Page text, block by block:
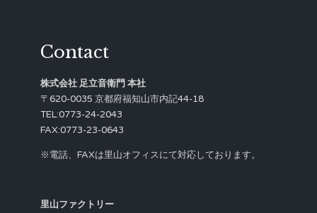
Contact
株式会社 足立音衛門 本社
〒620-0035 京都府福知山市内記44-18
TEL:0773-24-2043
FAX:0773-23-0643
※電話、FAXは里山オフィスにて対応しております。
里山ファクトリー